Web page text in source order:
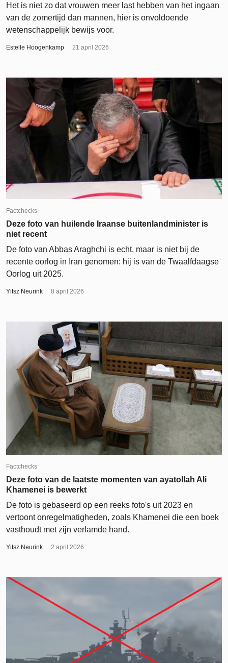
Het is niet zo dat vrouwen meer last hebben van het ingaan
van de zomertijd dan mannen, hier is onvoldoende
wetenschappelijk bewijs voor.
Estelle Hoogenkamp 21 april 2026
Factchecks
Deze foto van huilende Iraanse buitenlandminister is
niet recent
De foto van Abbas Araghchi is echt, maar is niet bij de
recente oorlog in Iran genomen: hij is van de Twaalfdaagse
Oorlog uit 2025.
Yitsz Neurink 8 april 2026
Factchecks
Deze foto van de laatste momenten van ayatollah Ali
Khamenei is bewerkt
De foto is gebaseerd op een reeks foto's uit 2023 en
vertoont onregelmatigheden, zoals Khamenei die een boek
vasthoudt met zijn verlamde hand.
Yitsz Neurink 2 april 2026